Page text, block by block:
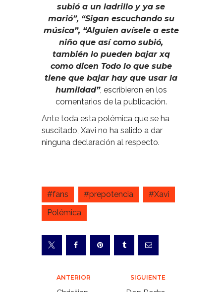
subió a un ladrillo y ya se
marió”, “Sigan escuchando su
música”, “Alguien avísele a este
niño que así como subió,
también lo pueden bajar xq
como dicen Todo lo que sube
tiene que bajar hay que usar la
humildad”, escribieron en los
comentarios de la publicación.
Ante toda esta polémica que se ha
suscitado, Xavi no ha salido a dar
ninguna declaración al respecto.
#fans #prepotencia
#Xavi
Polémica
Navegación
ANTERIOR SIGUIENTE